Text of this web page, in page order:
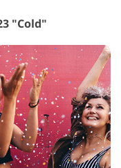
"Cold"